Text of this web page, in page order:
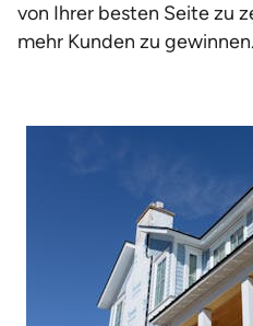
von Ihrer besten Seite zu
mehr Kunden zu